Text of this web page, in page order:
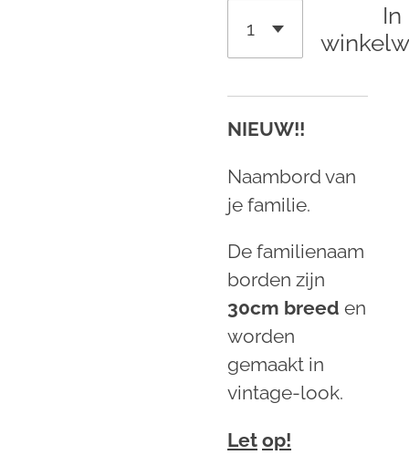
In
NIEUW!!
Naambord van
je familie.
De familienaam
borden zijn
30cm breed en
worden
gemaakt in
vintage-look.
Let op!